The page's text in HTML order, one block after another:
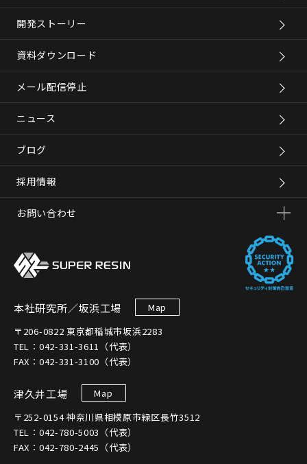
開発ストーリー
資料ダウンロード
メール配信停止
ニュース
ブログ
採用情報
お問い合わせ
本社研究所／坂浜工場
Map
〒206-0822 東京都稲城市坂浜2283
TEL：042-331-3611（代表）
FAX：042-331-3100（代表）
津久井工場
Map
〒252-0154 神奈川県相模原市緑区長竹3512
TEL：042-780-5003（代表）
FAX：042-780-2445（代表）